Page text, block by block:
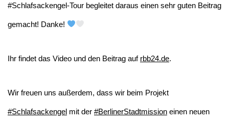
#Schlafsackengel-Tour begleitet daraus einen sehr guten Beitrag
gemacht! Danke!
Ihr findet das Video und den Beitrag auf rbb24.de.
Wir freuen uns außerdem, dass wir beim Projekt
#Schlafsackengel mit der #BerlinerStadtmission einen neuen